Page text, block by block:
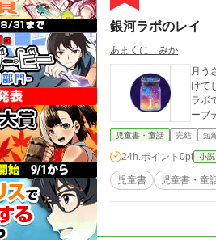
銀河ラボのレイ
あまくに みか
月う
けてしまう。 子どもは、いったい何者なのか
ラボ
ーブ
児童書・童話 完結 短
24h.ポイント 0pt 小説
児童書 児童書・童